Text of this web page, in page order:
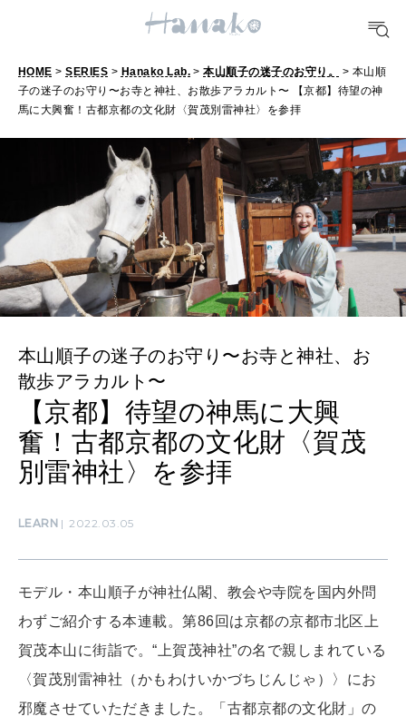
FORTUNE
[12星座別] Weekly Holoscope
[12星座別] Monthly Love Holoscope
女神まり愛のタロットメッセージ
算命学がわかる今月のあなた
自分にやさしく
LEARN
知る、考える
MAMA
SUSTAINABLE
わたしができること
WORK&MONEY
いい人生って？
MAGAZINE
HOME >SERIES > Hanako Lab. >本山順子の迷子のお守り。
> 本山順
子の迷子のお守り〜お寺と神社、お散歩アラカルト〜 【京都】待望の神
馬に大興奮！古都京都の文化財〈賀茂別雷神社〉を参拝
本山順子の迷子のお守り〜お寺と神社、お
散歩アラカルト〜
【京都】待望の神馬に大興
奮！古都京都の文化財〈賀茂
別雷神社〉を参拝
LEARN 2022.03.05
モデル・本山順子が神社仏閣、教会や寺院を国内外問
わずご紹介する本連載。第86回は京都の京都市北区上
賀茂本山に街詣で。“上賀茂神社”の名で親しまれている
〈賀茂別雷神社（かもわけいかづちじんじゃ）〉にお
邪魔させていただきました。「古都京都の文化財」の